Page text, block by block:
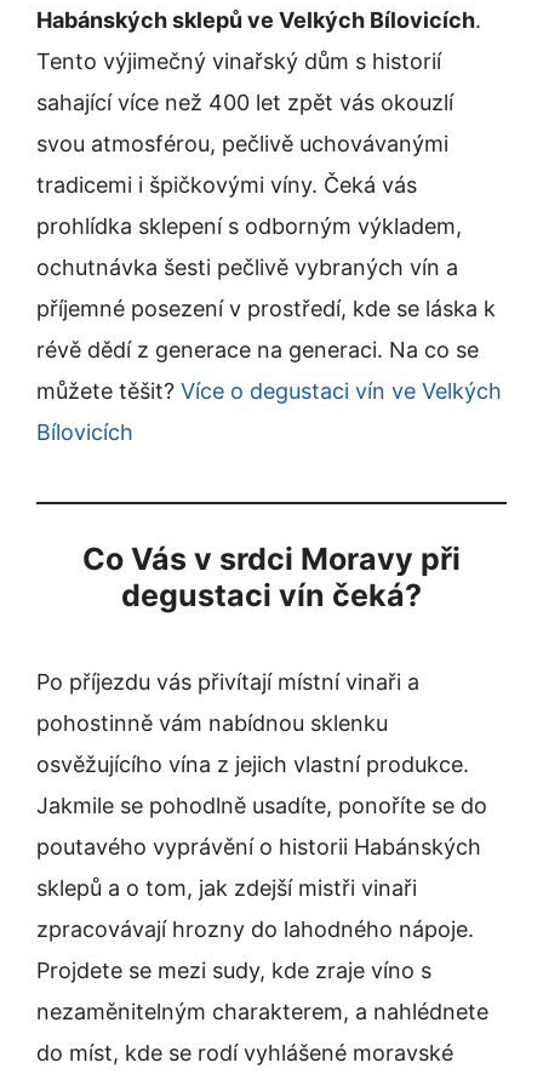
Habánských sklepů ve Velkých Bílovicích.
Tento výjimečný vinařský dům s historií
sahající více než 400 let zpět vás okouzlí
svou atmosférou, pečlivě uchovávanými
tradicemi i špičkovými víny. Čeká vás
prohlídka sklepení s odborným výkladem,
ochutnávka šesti pečlivě vybraných vín a
příjemné posezení v prostředí, kde se láska k
révě dědí z generace na generaci. Na co se
můžete těšit? Více o degustaci vín ve Velkých
Bílovicích
Co Vás v srdci Moravy při
degustaci vín čeká?
Po příjezdu vás přivítají místní vinaři a
pohostinně vám nabídnou sklenku
osvěžujícího vína z jejich vlastní produkce.
Jakmile se pohodlně usadíte, ponoříte se do
poutavého vyprávění o historii Habánských
sklepů a o tom, jak zdejší mistři vinaři
zpracovávají hrozny do lahodného nápoje.
Projdete se mezi sudy, kde zraje víno s
nezaměnitelným charakterem, a nahlédnete
do míst, kde se rodí vyhlášené moravské